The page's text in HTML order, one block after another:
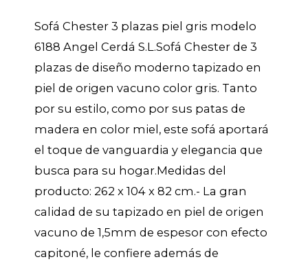
Sofá Chester 3 plazas piel gris modelo
6188 Angel Cerdá S.L.Sofá Chester de 3
plazas de diseño moderno tapizado en
piel de origen vacuno color gris. Tanto
por su estilo, como por sus patas de
madera en color miel, este sofá aportará
el toque de vanguardia y elegancia que
busca para su hogar.Medidas del
producto: 262 x 104 x 82 cm.- La gran
calidad de su tapizado en piel de origen
vacuno de 1,5mm de espesor con efecto
capitoné, le confiere además de